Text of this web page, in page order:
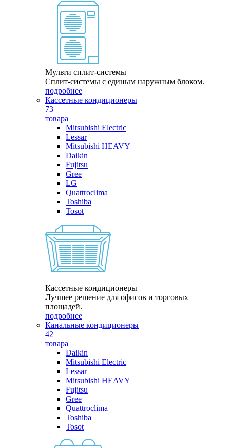
Мульти сплит-системы
Сплит-системы с единым наружным блоком.
подробнее
Кассетные кондиционеры
73
товара
Mitsubishi Electric
Lessar
Mitsubishi HEAVY
Daikin
Fujitsu
Gree
LG
Quattroclima
Toshiba
Tosot
Кассетные кондиционеры
Лучшее решение для офисов и торговых
площадей.
подробнее
Канальные кондиционеры
42
товара
Daikin
Mitsubishi Electric
Lessar
Mitsubishi HEAVY
Fujitsu
Gree
Quattroclima
Toshiba
Tosot